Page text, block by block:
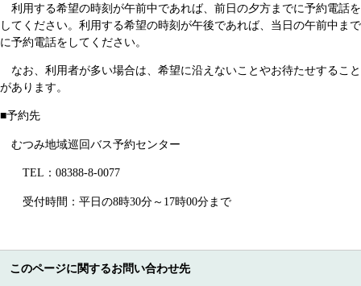
利用する希望の時刻が午前中であれば、前日の夕方までに予約電話を
してください。利用する希望の時刻が午後であれば、当日の午前中まで
に予約電話をしてください。
なお、利用者が多い場合は、希望に沿えないことやお待たせすること
があります。
■予約先
むつみ地域巡回バス予約センター
TEL：08388-8-0077
受付時間：平日の8時30分～17時00分まで
このページに関するお問い合わせ先